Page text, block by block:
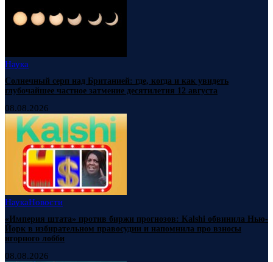
Наука
Солнечный серп над Британией: где, когда и как увидеть
глубочайшее частное затмение десятилетия 12 августа
08.08.2026
НаукаНовости
«Империя штата» против биржи прогнозов: Kalshi обвинила Нью-
Йорк в избирательном правосудии и напомнила про взносы
игорного лобби
08.08.2026